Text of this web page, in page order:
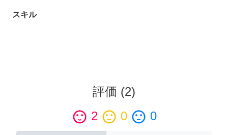
スキル
評価 (2)
sentiment_satisfied 2 sentiment_neutral 0 sentiment_dissatisfied 0